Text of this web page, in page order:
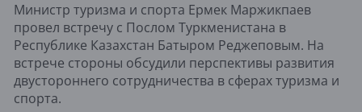
Министр туризма и спорта Ермек Маржикпаев
провел встречу с Послом Туркменистана в
Республике Казахстан Батыром Реджеповым. На
встрече стороны обсудили перспективы развития
двустороннего сотрудничества в сферах туризма и
спорта.